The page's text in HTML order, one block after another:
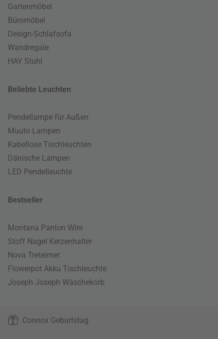
Gartenmöbel
Büromöbel
Design-Schlafsofa
Wandregale
HAY Stuhl
Beliebte Leuchten
Pendellampe für Außen
Muuto Lampen
Kabellose Tischleuchten
Dänische Lampen
LED Pendelleuchte
Bestseller
Montana Panton Wire
Stoff Nagel Kerzenhalter
Nova Treteimer
Flowerpot Akku Tischleuchte
Joseph Joseph Wäschekorb
Connox Geburtstag